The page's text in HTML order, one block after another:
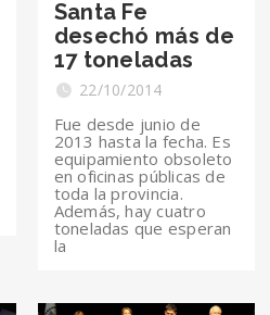
Santa Fe
desechó más de
17 toneladas
22/10/2014
Fue desde junio de
2013 hasta la fecha. Es
equipamiento obsoleto
en oficinas públicas de
toda la provincia.
Además, hay cuatro
toneladas que esperan
la